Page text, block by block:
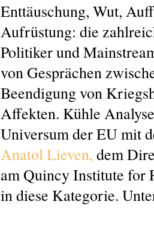
Enttäuschung, Wut,
Aufrüstung: die
Politiker und
von Gesprächen
Beendigung von
Affekten. Kühle
Universum der EU mit
Anatol Lieven, dem
am Quincy Institute for
in diese Kategorie.